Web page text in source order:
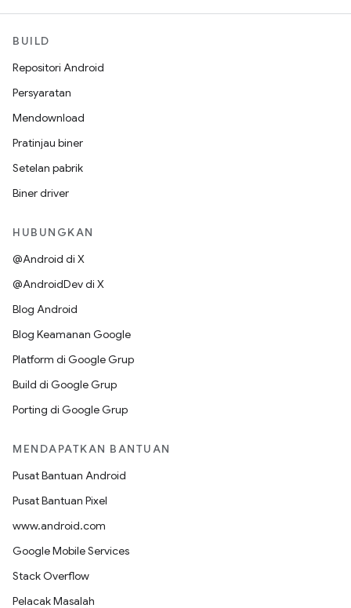
BUILD
Repositori Android
Persyaratan
Mendownload
Pratinjau biner
Setelan pabrik
Biner driver
HUBUNGKAN
@Android di X
@AndroidDev di X
Blog Android
Blog Keamanan Google
Platform di Google Grup
Build di Google Grup
Porting di Google Grup
MENDAPATKAN BANTUAN
Pusat Bantuan Android
Pusat Bantuan Pixel
www.android.com
Google Mobile Services
Stack Overflow
Pelacak Masalah